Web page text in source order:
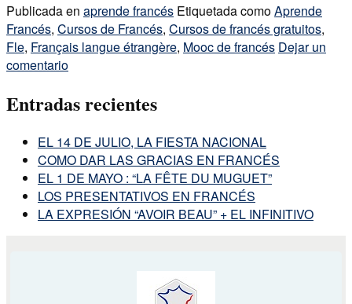
Publicada en aprende francés Etiquetada comoAprende
Francés, Cursos de Francés, Cursos de francés gratuitos,
Fle, Français langue étrangère, Mooc de francés Dejar un
comentario
Entradas recientes
EL 14 DE JULIO, LA FIESTA NACIONAL
COMO DAR LAS GRACIAS EN FRANCÉS
EL 1 DE MAYO : “LA FÊTE DU MUGUET”
LOS PRESENTATIVOS EN FRANCÉS
LA EXPRESIÓN “AVOIR BEAU” + EL INFINITIVO